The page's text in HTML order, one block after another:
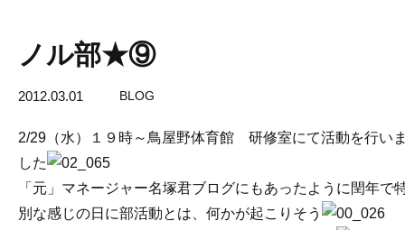
ノル部★⑨
2012.03.01 BLOG
2/29（水）１９時～鳥屋野体育館 研修室にて活動を行い
した
「元」マネージャー名塚君ブログにもあったように閏年で
別な感じの日に部活動とは、何かが起こりそう